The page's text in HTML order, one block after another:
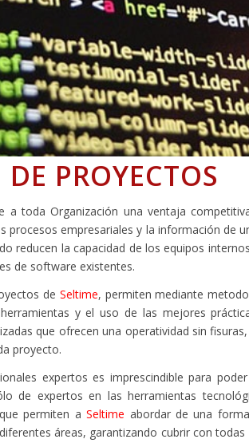
PROYECTOS
a toda Organización una ventaja
procesos empresariales y la información de
reducen la capacidad de los equipos
de software existentes.
de Seltime, permiten mediante
y el uso de las mejores
que ofrecen una operatividad sin
proyecto.
expertos es imprescindible para
de expertos en las herramientas
permiten aSeltime abordar de una
áreas, garantizando cubrir con